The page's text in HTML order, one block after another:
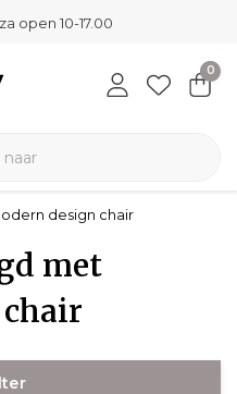
open 10-17.00
0
design chair
met